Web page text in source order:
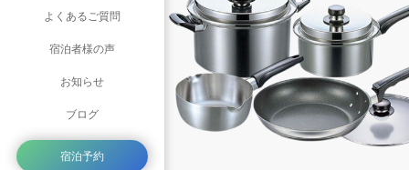
よくあるご質問
宿泊者様の声
お知らせ
ブログ
宿泊予約